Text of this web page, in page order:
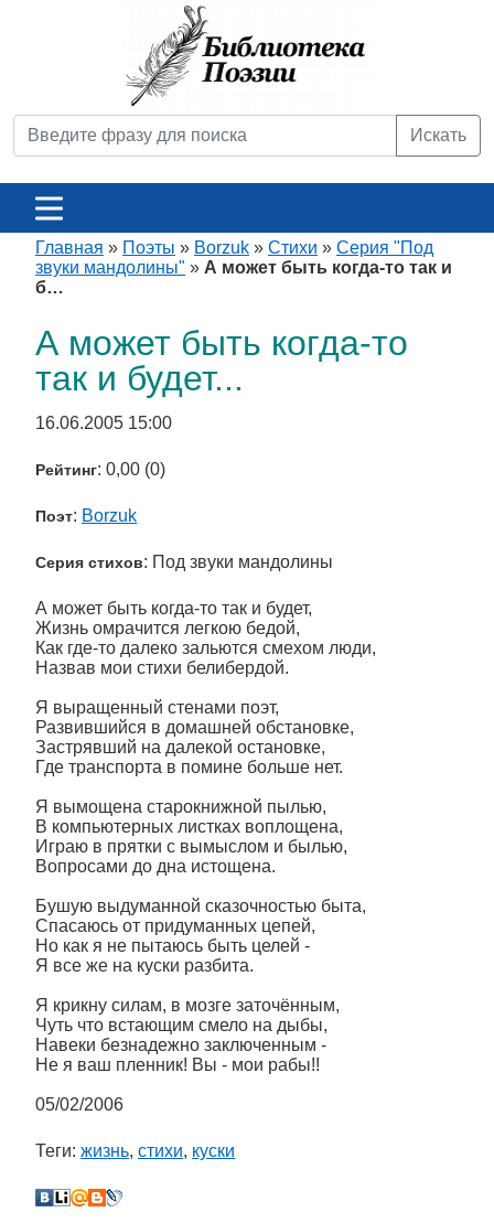
Искать
Главная » Поэты » Borzuk » Стихи » Серия "Под
звуки мандолины" » А может быть когда-то так и
б…
А может быть когда-то
так и будет...
16.06.2005 15:00
Рейтинг: 0,00 (0)
Поэт: Borzuk
Серия стихов: Под звуки мандолины
А может быть когда-то так и будет,
Жизнь омрачится легкою бедой,
Как где-то далеко зальются смехом люди,
Назвав мои стихи белибердой.
Я выращенный стенами поэт,
Развившийся в домашней обстановке,
Застрявший на далекой остановке,
Где транспорта в помине больше нет.
Я вымощена старокнижной пылью,
В компьютерных листках воплощена,
Играю в прятки с вымыслом и былью,
Вопросами до дна истощена.
Бушую выдуманной сказочностью быта,
Спасаюсь от придуманных цепей,
Но как я не пытаюсь быть целей -
Я все же на куски разбита.
Я крикну силам, в мозге заточённым,
Чуть что встающим смело на дыбы,
Навеки безнадежно заключенным -
Не я ваш пленник! Вы - мои рабы!!
05/02/2006
Теги: жизнь, стихи, куски